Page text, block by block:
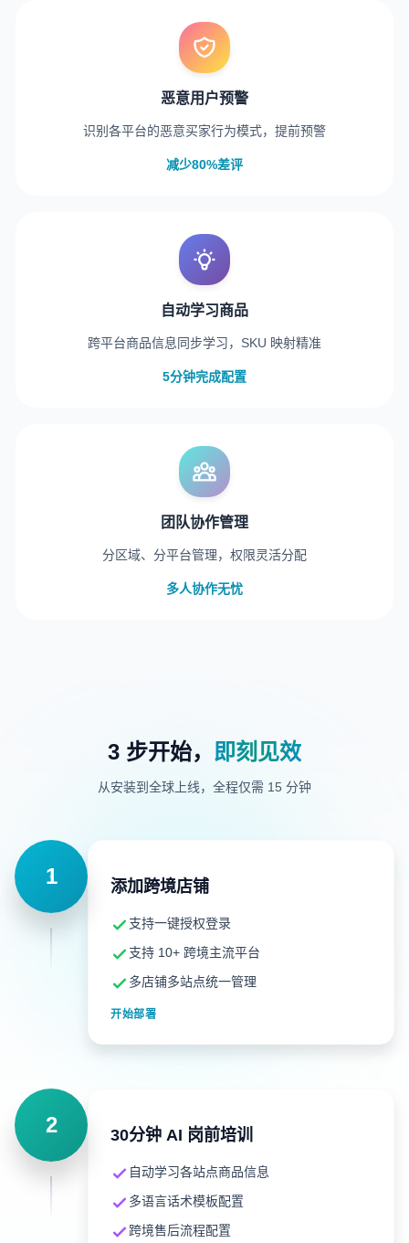
恶意用户预警
识别各平台的恶意买家行为模式，提前预警
减少80%差评
自动学习商品
跨平台商品信息同步学习，SKU 映射精准
5分钟完成配置
团队协作管理
分区域、分平台管理，权限灵活分配
多人协作无忧
3 步开始， 即刻见效
从安装到全球上线，全程仅需 15 分钟
1 添加跨境店铺
支持一键授权登录
支持 10+ 跨境主流平台
多店铺多站点统一管理
开始部署
2 30分钟 AI 岗前培训
自动学习各站点商品信息
多语言话术模板配置
跨境售后流程配置